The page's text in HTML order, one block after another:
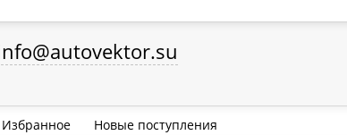
Избранное Новые поступления